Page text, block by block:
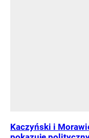
Kaczyński i